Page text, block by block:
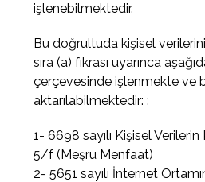
işlenebilmektedir.
Bu doğrultuda kişisel
sıra (a) fıkrası uyarınca
çerçevesinde işlenmekte ve
aktarılabilmektedir: :
1- 6698 sayılı Kişisel
5/f (Meşru Menfaat)
2- 5651 sayılı İnternet